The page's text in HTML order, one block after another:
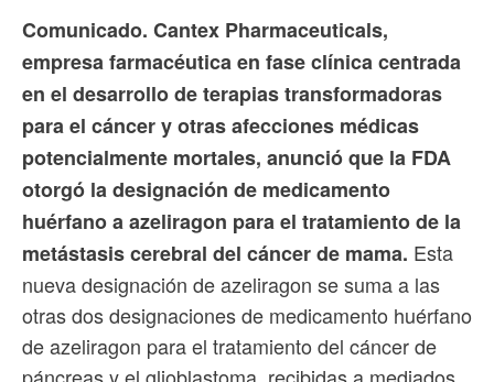
Comunicado. Cantex Pharmaceuticals,
empresa farmacéutica en fase clínica centrada
en el desarrollo de terapias transformadoras
para el cáncer y otras afecciones médicas
potencialmente mortales, anunció que la FDA
otorgó la designación de medicamento
huérfano a azeliragon para el tratamiento de la
metástasis cerebral del cáncer de mama. Esta
nueva designación de azeliragon se suma a las
otras dos designaciones de medicamento huérfano
de azeliragon para el tratamiento del cáncer de